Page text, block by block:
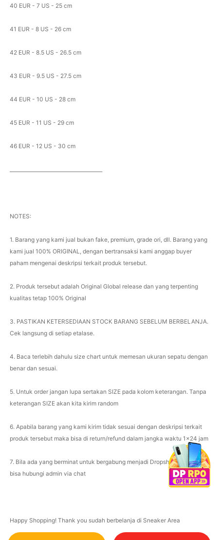
40 EUR - 7 US - 25 cm
41 EUR - 8 US - 26 cm
42 EUR - 8.5 US - 26.5 cm
43 EUR - 9.5 US - 27.5 cm
44 EUR - 10 US - 28 cm
45 EUR - 11 US - 29 cm
46 EUR - 12 US - 30 cm
NOTES:
1. Barang yang kami jual bukan fake, premium, grade ori, dll. Barang yang
kami jual 100% ORIGINAL, dengan bertransaksi kami anggap buyer
paham mengenai deskripsi terkait produk tersebut.
2. Produk tersebut adalah Original Global release dan yang terpenting
kualitas tetap 100% Original
3. PASTIKAN KETERSEDIAAN STOCK BARANG SEBELUM BERBELANJA.
Cek langsung di setiap etalase.
4. Baca terlebih dahulu size chart untuk memesan ukuran sepatu dengan
benar dan sesuai.
5. Untuk order jangan lupa sertakan SIZE pada kolom keterangan. Tanpa
keterangan SIZE akan kita kirim random
6. Apabila barang yang kami kirim tidak sesuai dengan deskripsi terkait
produk tersebut maka bisa di return/refund dalam jangka waktu 1x24 jam
7. Bila ada yang berminat untuk bergabung menjadi Dropshipper/Reseller
bisa hubungi admin via chat
Happy Shopping! Thank you sudah berbelanja di Sneaker Area